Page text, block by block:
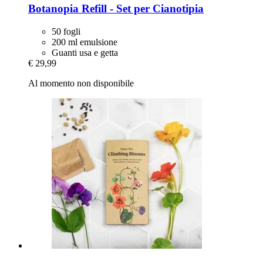
Botanopia Refill -​ Set per Cianotipia
50 fogli
200 ml emulsione
Guanti usa e getta
€ 29,99
Al momento non disponibile